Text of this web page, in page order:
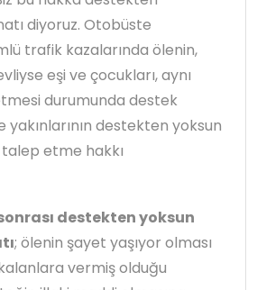
diyoruz. Otobüste
trafik kazalarında ölenin,
eşi ve çocukları, aynı
durumunda destek
destekten yoksun
etme hakkı
destekten yoksun
; ölenin şayet yaşıyor olması
vermiş olduğu